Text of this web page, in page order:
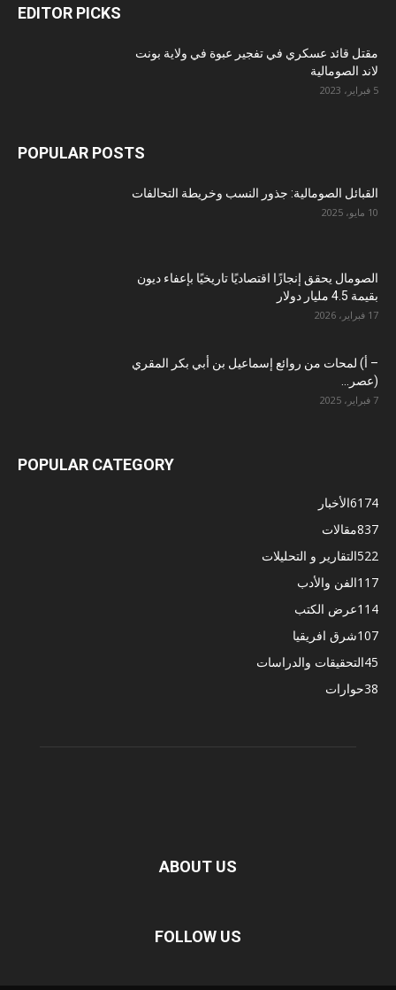
EDITOR PICKS
مقتل قائد عسكري في تفجير عبوة في ولاية بونت
لاند الصومالية
5 فبراير، 2023
POPULAR POSTS
القبائل الصومالية: جذور النسب وخريطة التحالفات
10 مايو، 2025
الصومال يحقق إنجازًا اقتصاديًا تاريخيًا بإعفاء ديون
بقيمة 4.5 مليار دولار
17 فبراير، 2026
– أ) لمحات من روائع إسماعيل بن أبي بكر المقري
(عصر...
7 فبراير، 2025
POPULAR CATEGORY
الأخبار6174
مقالات837
التقارير و التحليلات522
الفن والأدب117
عرض الكتب114
شرق افريقيا107
التحقيقات والدراسات45
حوارات38
ABOUT US
FOLLOW US